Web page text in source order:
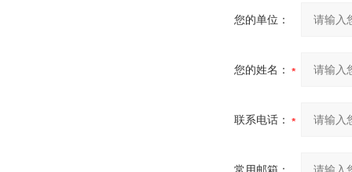
您的单位：
您的姓名：
联系电话：